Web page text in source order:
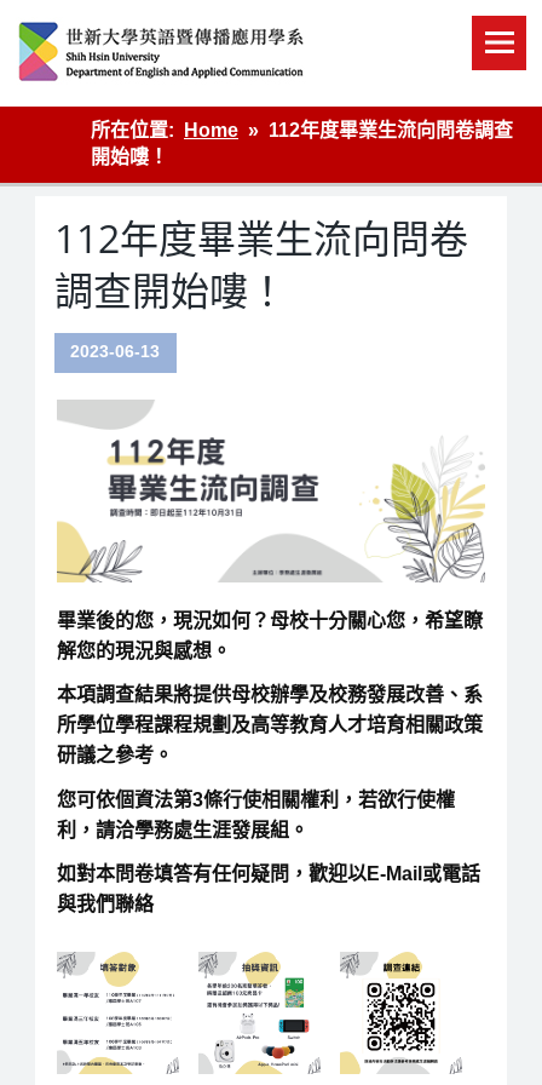
content
英語傳播
所在位置:
Home
112年度畢業生流向問卷調查
開始嘍！
112年度畢業生流向問卷
調查開始嘍！
2023-06-13
畢業後的您，現況如何？母校十分關心您，希望瞭
解您的現況與感想。
本項調查結果將提供母校辦學及校務發展改善、系
所學位學程課程規劃及高等教育人才培育相關政策
研議之參考。
您可依個資法第3條行使相關權利，若欲行使權
利，請洽學務處生涯發展組。
如對本問卷填答有任何疑問，歡迎以E-Mail或電話
與我們聯絡